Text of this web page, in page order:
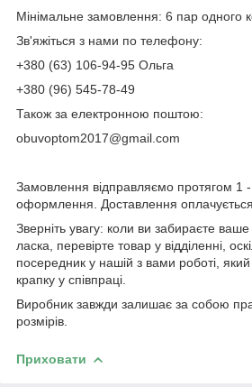
Мінімальне замовлення: 6 пар одного
Зв'яжіться з нами по телефону:
+380 (63) 106-94-95 Ольга
+380 (96) 545-78-49
Також за електронною поштою:
obuvoptom2017@gmail.com
Замовлення відправляємо протягом 1 -
оформлення. Доставлення
Зверніть увагу: коли ви забираєте
ласка, перевірте товар у відділенні,
посередник у нашій з вами роботі,
крапку у співпраці.
Виробник завжди залишає за собою
розмірів.
Приховати